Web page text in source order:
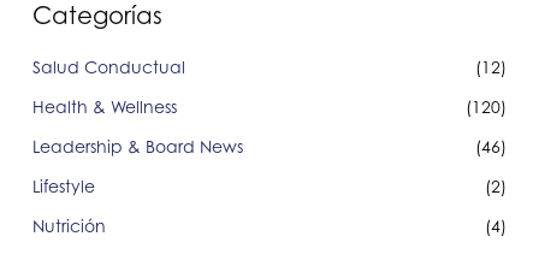
Categorías
Salud Conductual
(12)
Health & Wellness
(120)
Leadership & Board News
(46)
Lifestyle
(2)
Nutrición
(4)